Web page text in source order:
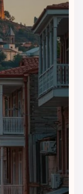
تفلیس |
شیک
هتل مرجان
اقامت، به فضای
صرف غذا اهمیت
فراهم می‌کند تا
شروع کنند و بعد
نوشیدنی داشته